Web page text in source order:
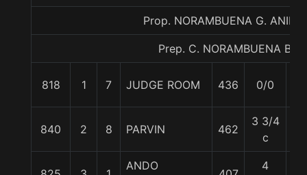
Prop. NORAMBUENA G.
Prep. C. NORAMBUENA B.
818 1 7 JUDGE ROOM 436 0/0
840 2 8 PARVIN 462
3 3/4
c
ANDO
4